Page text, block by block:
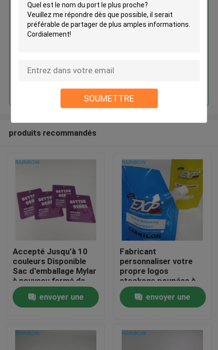
SOUMETTRE
À la maison
L'ANIMAL FAMILIER
130mic/AL/NY/PE tiennent les
produits recommandés
Accepté Jusqu'à 10
couleurs Disponible
Sac d'emballage Mylar
à nouveau fermé de
haute qualité
envoyer une
Fabricant
personnaliser votre
propre logos
stockage poupées à
ressorts réutilisables
conteneur sacs
étanches pour boire
envoyer une